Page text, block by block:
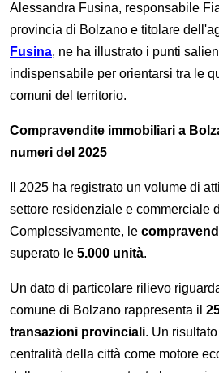
Alessandra Fusina, responsabile
provincia di Bolzano e titolare
Fusina, ne ha illustrato i punti
indispensabile per orientarsi tra le
comuni del territorio.
Compravendite immobiliari a
numeri del 2025
Il 2025 ha registrato un volume di
settore residenziale e commerciale
Complessivamente, le
superato le 5.000 unità.
Un dato di particolare rilievo
comune di Bolzano rappresenta il
transazioni provinciali. Un
centralità della città come motore